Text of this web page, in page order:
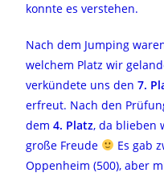
konnte es verstehen.
Nach dem Jumping
welchem Platz wir
verkündete uns den7.
erfreut. Nach den
dem4. Platz, da blieben
große Freude
Es gab
Oppenheim (500), aber